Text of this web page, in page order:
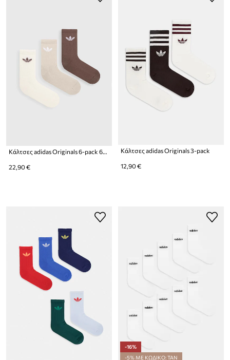
22,90 €
Κάλτσες adidas Originals 3-pack
12,90 €
-16%
-5% ΜΕ ΚΩΔΙΚΟ: TAN